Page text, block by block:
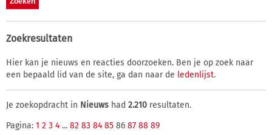
Zoekresultaten
Hier kan je nieuws en reacties doorzoeken. Ben je op zoek naar
een bepaald lid van de site, ga dan naar de ledenlijst.
Je zoekopdracht in Nieuws had 2.210 resultaten.
Pagina: 1 2 3 4 ... 82 83 84 85 86 87 88 89